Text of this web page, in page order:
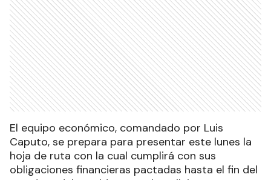
El equipo económico, comandado por Luis
Caputo, se prepara para presentar este lunes la
hoja de ruta con la cual cumplirá con sus
obligaciones financieras pactadas hasta el fin del